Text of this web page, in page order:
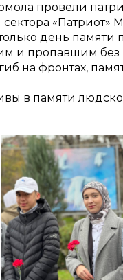
провели
сектора
день
и пропавшим без
на фронтах,
в памяти